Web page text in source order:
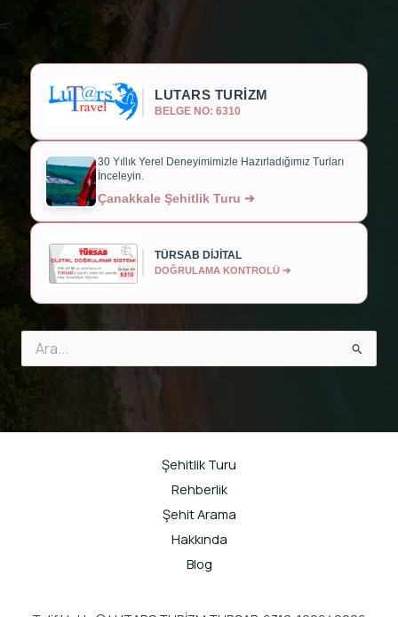
LUTARS TURİZM
BELGE NO: 6310
30 Yıllık Yerel Deneyimimizle Hazırladığımız Turları
İnceleyin.
Çanakkale Şehitlik Turu ➔
TÜRSAB DİJİTAL
DOĞRULAMA KONTROLÜ ➔
for:
Şehitlik Turu
Rehberlik
Şehit Arama
Hakkında
Blog